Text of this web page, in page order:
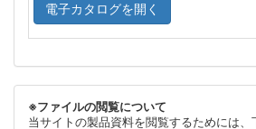
電子カタログを開く
※ファイルの閲覧について
当サイトの製品資料を閲覧するためには、